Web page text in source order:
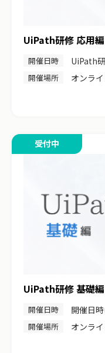
UiPath研修 応用編
開催日時 UiPath
開催場所 オンラ
受付中
UiPath研修 基礎編
開催日時 開催日
開催場所 オンラ